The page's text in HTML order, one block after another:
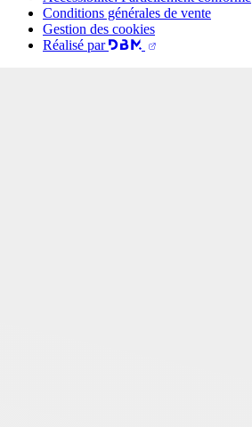
Conditions générales de vente
Gestion des cookies
Réalisé par